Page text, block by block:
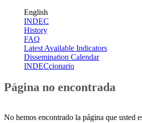
English
INDEC
History
FAQ
Latest Available Indicators
Dissemination Calendar
INDECcionario
Página no encontrada
No hemos encontrado la página que usted